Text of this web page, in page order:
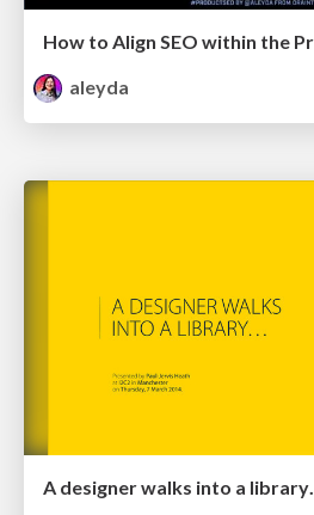
aleyda
A designer walks into a library…